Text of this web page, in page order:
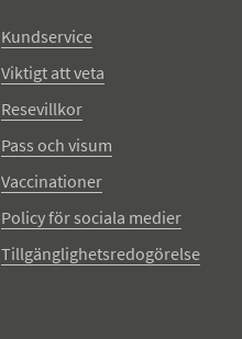
Kundservice
Viktigt att veta
Resevillkor
Pass och visum
Vaccinationer
Policy för sociala medier
Tillgänglighetsredogörelse